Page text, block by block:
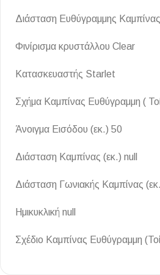
Ειδικά Τεμάχια
Διάσταση Ευθύγραμμης
Φινίρισμα κρυστάλλου Clear
Κατασκευαστής Starlet
Σχήμα Καμπίνας Ευθύγραμμη (
Άνοιγμα Εισόδου (εκ.) 50
Διάσταση Καμπίνας (εκ.) null
Διάσταση Γωνιακής Καμπίνας
Ημικυκλική null
Σχέδιο Καμπίνας Ευθύγραμμη